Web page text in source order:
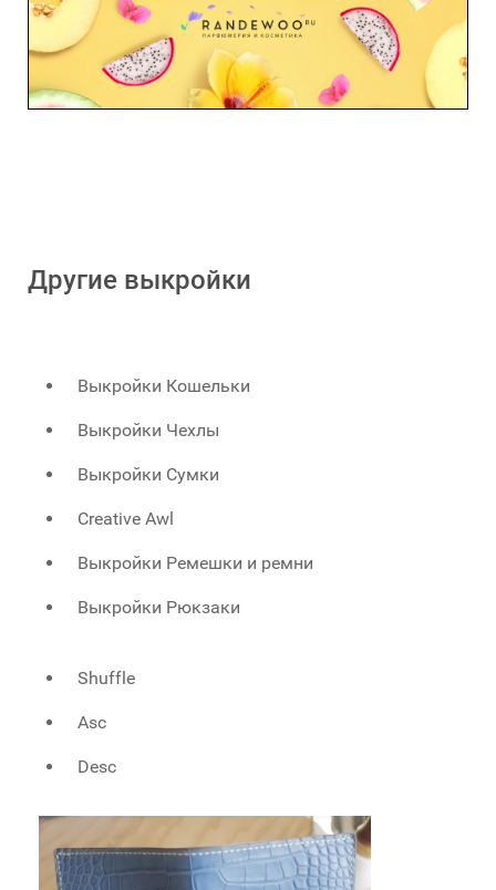
Другие выкройки
Выкройки Кошельки
Выкройки Чехлы
Выкройки Сумки
Creative Awl
Выкройки Ремешки и ремни
Выкройки Рюкзаки
Shuffle
Asc
Desc